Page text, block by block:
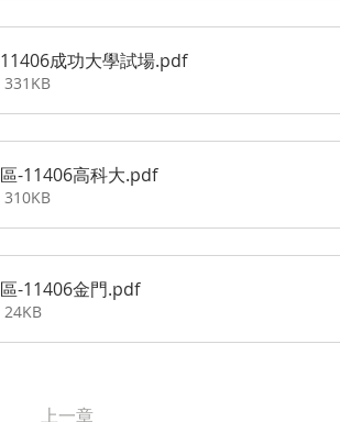
成功大學試場.pdf
331KB
-11406高科大.pdf
310KB
-11406金門.pdf
24KB
上一章